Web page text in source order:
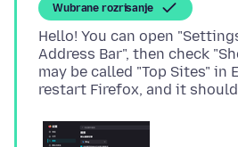
Wubrane rozrisanje
Hello! You can open
Address Bar", then check
may be called "Top Sites" in